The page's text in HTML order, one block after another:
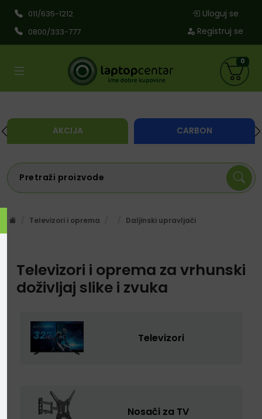
011/635-1212
0800/333-777
Uloguj se
Registruj se
AKCIJA CARBON
0
Televizori i oprema Daljinski upravljači
Televizori i oprema za vrhunski
doživljaj slike i zvuka
Televizori
Nosači za TV